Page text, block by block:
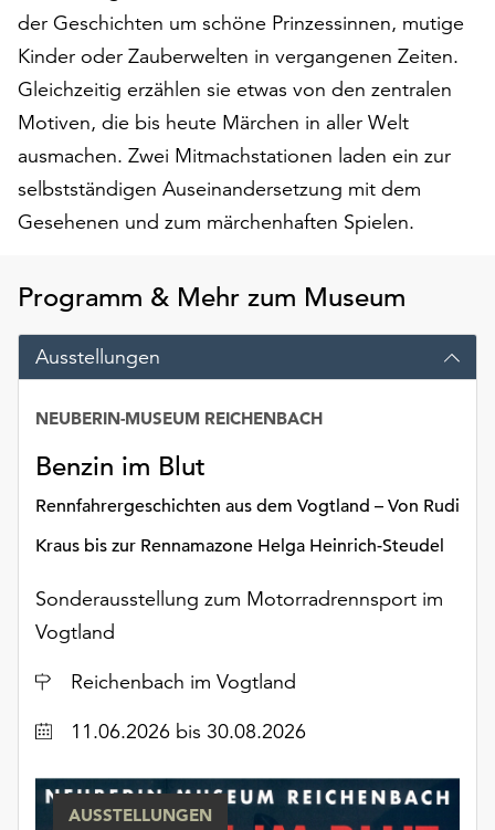
Einstellungen“
zur
Verfügung.
Funktionale
Cookies
werden
auch
Ihr
weiterhin
ausgeführt.
Möchten
Sie
verwendeten
Cookies
anpassen,
erreichen
die
über
die
„Auswählen“.
Weitere
Informationen
finden
der Geschichten um schöne Prinzessinnen, mutige
Kinder oder Zauberwelten in vergangenen Zeiten.
Gleichzeitig erzählen sie etwas von den zentralen
Motiven, die bis heute Märchen in aller Welt
ausmachen. Zwei Mitmachstationen laden ein zur
selbstständigen Auseinandersetzung mit dem
Gesehenen und zum märchenhaften Spielen.
Programm & Mehr zum Museum
Ausstellungen
Benzin im Blut
Rennfahrergeschichten aus dem Vogtland – Von Rudi
Kraus bis zur Rennamazone Helga Heinrich-Steudel
NEUBERIN-MUSEUM REICHENBACH
Sonderausstellung zum Motorradrennsport im
Vogtland
Ort
Reichenbach im Vogtland
Datum11.06.2026 bis 30.08.2026
AUSSTELLUNGEN